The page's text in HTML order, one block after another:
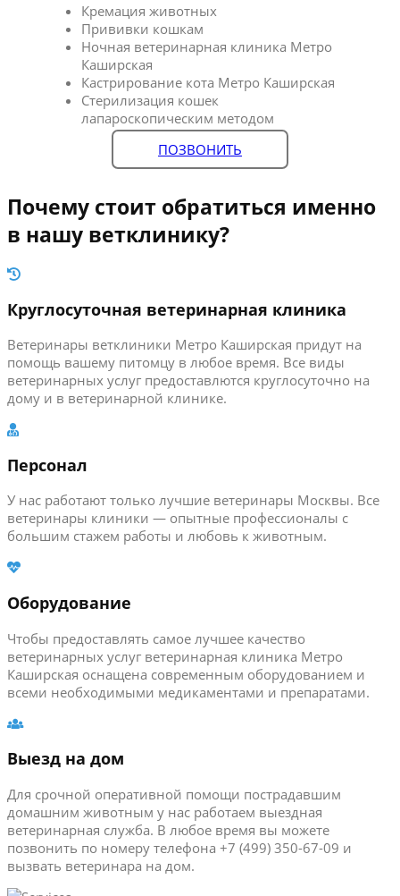
Кремация животных
Прививки кошкам
Ночная ветеринарная клиника Метро
Каширская
Кастрирование кота Метро Каширская
Стерилизация кошек
лапароскопическим методом
ПОЗВОНИТЬ
Почему стоит обратиться именно
в нашу ветклинику?
Круглосуточная ветеринарная клиника
Ветеринары ветклиники Метро Каширская придут на
помощь вашему питомцу в любое время. Все виды
ветеринарных услуг предоставлются круглосуточно на
дому и в ветеринарной клинике.
Персонал
У нас работают только лучшие ветеринары Москвы. Все
ветеринары клиники — опытные профессионалы с
большим стажем работы и любовь к животным.
Оборудование
Чтобы предоставлять самое лучшее качество
ветеринарных услуг ветеринарная клиника Метро
Каширская оснащена современным оборудованием и
всеми необходимыми медикаментами и препаратами.
Выезд на дом
Для срочной оперативной помощи пострадавшим
домашним животным у нас работаем выездная
ветеринарная служба. В любое время вы можете
позвонить по номеру телефона +7 (499) 350-67-09 и
вызвать ветеринара на дом.